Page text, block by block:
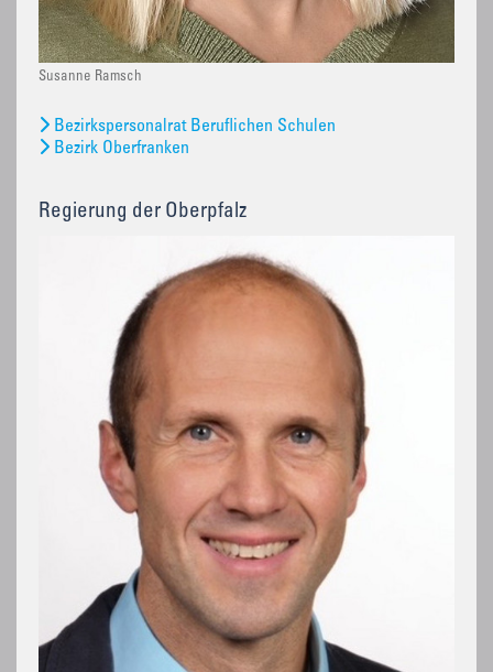
Susanne Ramsch
Bezirkspersonalrat Beruflichen Schulen
Bezirk Oberfranken
Regierung der Oberpfalz